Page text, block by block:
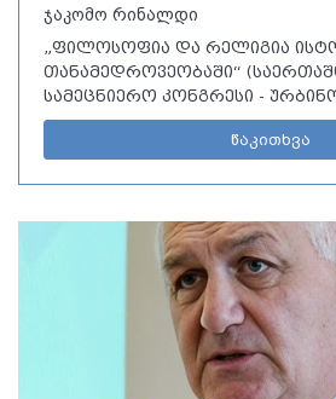
ჯაკომო რინალდი
„ფილოსოფია და რელიგია
თანამედროვეობაში“
სამეცნიერო კონგრესი -
2-4 ოქტომბერი, 2024 წ.)
წაკითხვა